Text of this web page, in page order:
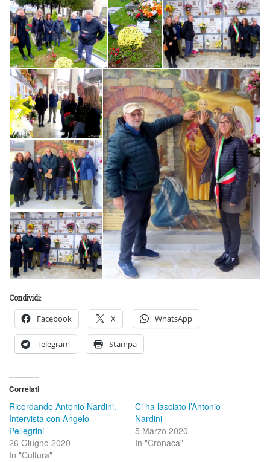
Condividi:
Facebook X WhatsApp
Telegram Stampa
Correlati
Ricordando Antonio Nardini.
Intervista con Angelo
Pellegrini
26 Giugno 2020
In "Cultura"
Ci ha lasciato l’Antonio
Nardini
5 Marzo 2020
In "Cronaca"